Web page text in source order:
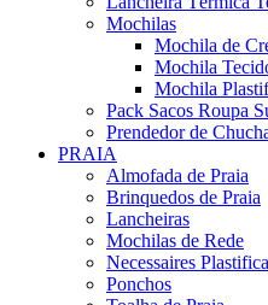
Mochilas
Mochila de
Mochila
Mochila
Pack Sacos Roupa
Prendedor de
PRAIA
Almofada de Praia
Brinquedos de Praia
Lancheiras
Mochilas de Rede
Necessaires
Ponchos